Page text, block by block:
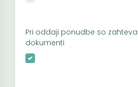
Pri oddaji ponudbe so
dokumenti